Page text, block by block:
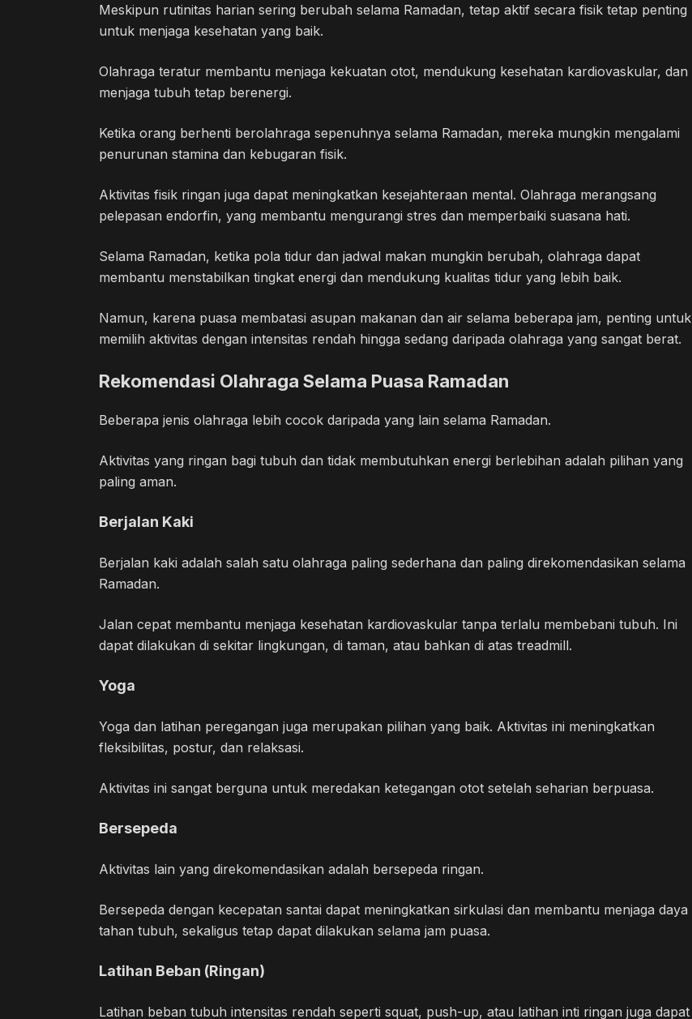
Meskipun rutinitas harian sering berubah selama Ramadan, tetap aktif secara fisik tetap penting
untuk menjaga kesehatan yang baik.
Olahraga teratur membantu menjaga kekuatan otot, mendukung kesehatan kardiovaskular, dan
menjaga tubuh tetap berenergi.
Ketika orang berhenti berolahraga sepenuhnya selama Ramadan, mereka mungkin mengalami
penurunan stamina dan kebugaran fisik.
Aktivitas fisik ringan juga dapat meningkatkan kesejahteraan mental. Olahraga merangsang
pelepasan endorfin, yang membantu mengurangi stres dan memperbaiki suasana hati.
Selama Ramadan, ketika pola tidur dan jadwal makan mungkin berubah, olahraga dapat
membantu menstabilkan tingkat energi dan mendukung kualitas tidur yang lebih baik.
Namun, karena puasa membatasi asupan makanan dan air selama beberapa jam, penting untuk
memilih aktivitas dengan intensitas rendah hingga sedang daripada olahraga yang sangat berat.
Rekomendasi Olahraga Selama Puasa Ramadan
Beberapa jenis olahraga lebih cocok daripada yang lain selama Ramadan.
Aktivitas yang ringan bagi tubuh dan tidak membutuhkan energi berlebihan adalah pilihan yang
paling aman.
Berjalan Kaki
Berjalan kaki adalah salah satu olahraga paling sederhana dan paling direkomendasikan selama
Ramadan.
Jalan cepat membantu menjaga kesehatan kardiovaskular tanpa terlalu membebani tubuh. Ini
dapat dilakukan di sekitar lingkungan, di taman, atau bahkan di atas treadmill.
Yoga
Yoga dan latihan peregangan juga merupakan pilihan yang baik. Aktivitas ini meningkatkan
fleksibilitas, postur, dan relaksasi.
Aktivitas ini sangat berguna untuk meredakan ketegangan otot setelah seharian berpuasa.
Bersepeda
Aktivitas lain yang direkomendasikan adalah bersepeda ringan.
Bersepeda dengan kecepatan santai dapat meningkatkan sirkulasi dan membantu menjaga daya
tahan tubuh, sekaligus tetap dapat dilakukan selama jam puasa.
Latihan Beban (Ringan)
Latihan beban tubuh intensitas rendah seperti squat, push-up, atau latihan inti ringan juga dapat